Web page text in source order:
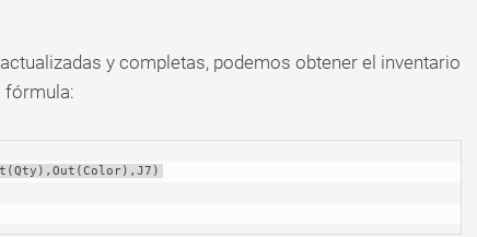
y completas, podemos obtener el inventario
fórmula: